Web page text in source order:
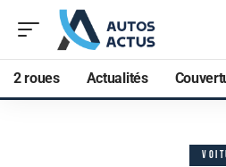
2 roues Actualités